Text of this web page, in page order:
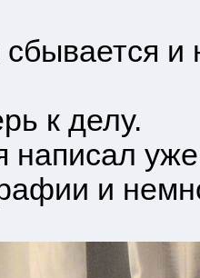
и
к делу.
написал
и